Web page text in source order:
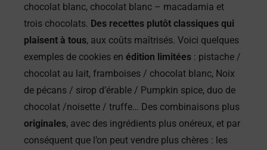
chocolat blanc, chocolat blanc – macadamia et
trois chocolats. Des recettes plutôt classiques qui
plaisent à tous, aux coûts maîtrisés. Voici quelques
exemples de cookies en édition limitées : pistache /
chocolat au lait, framboises / chocolat blanc, Noix
de pécans / sirop d’érable / Pumpkin spice, duo de
chocolat /noisette / truffe… Des combinaisons plus
originales, avec des ingrédients plus onéreux, et par
conséquent que l’on peut vendre plus chères : les